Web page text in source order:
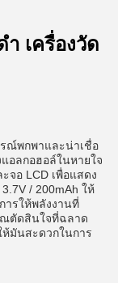
เครื่องวัด
ณ์พกพาและน่าเชื่อ
อลกอฮอล์ในหายใจ
จอ LCD เพื่อแสดง
/ 200mAh ให้
ารให้พลังงานที่
ณตัดสินใจที่ฉลาด
ห้มันสะดวกในการ